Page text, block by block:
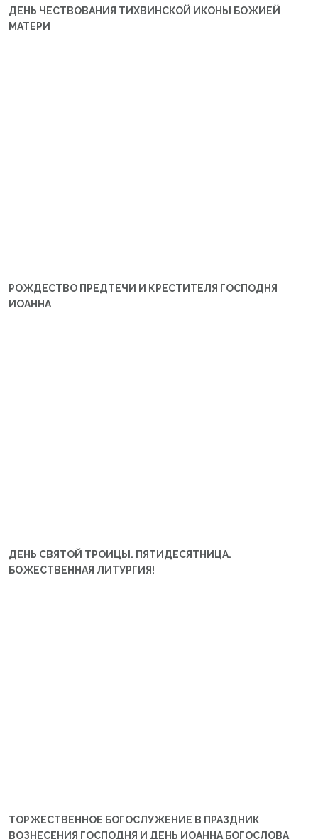
ДЕНЬ ЧЕСТВОВАНИЯ ТИХВИНСКОЙ ИКОНЫ БОЖИЕЙ
МАТЕРИ
РОЖДЕСТВО ПРЕДТЕЧИ И КРЕСТИТЕЛЯ ГОСПОДНЯ
ИОАННА
ДЕНЬ СВЯТОЙ ТРОИЦЫ. ПЯТИДЕСЯТНИЦА.
БОЖЕСТВЕННАЯ ЛИТУРГИЯ!
ТОРЖЕСТВЕННОЕ БОГОСЛУЖЕНИЕ В ПРАЗДНИК
ВОЗНЕСЕНИЯ ГОСПОДНЯ И ДЕНЬ ИОАННА БОГОСЛОВА